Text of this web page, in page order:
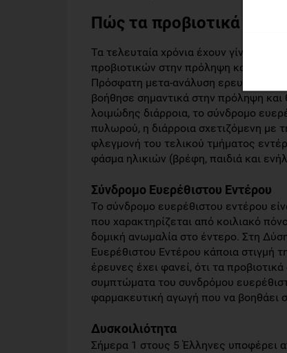
Πώς τα προβιοτικά
Τα τελευταία χρόνια έχουν γίνει
προβιοτικών στην πρόληψη και
Πρόσφατη μετα-ανάλυση ερευνών
βοήθησε σημαντικά στην πρόληψη
λοιμώδης διάρροια, το σύνδρομο
πυλωρού, η διάρροια σχετιζόμενη με
φλεγμονή του τελικού τμήματος
φάσμα ηλικιών (βρέφη, παιδιά και
Σύνδρομο Ευερέθιστου Εντέρου
Το σύνδρομο ευερέθιστου εντέρου
που χαρακτηρίζεται από κοιλιακό
δομική ανωμαλία στο έντερο. Στη
Ευερέθιστου Εντέρου κάποια στιγμή
έρευνες έχει φανεί, ότι τα
συμπτώματα του συνδρόμου
φαρμακευτική αγωγή που να βοηθάει
Δυσκοιλιότητα
Σήμερα 1 στους 5 Έλληνες υποφέρει